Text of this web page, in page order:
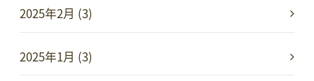
2025年2月 (3)
2025年1月 (3)